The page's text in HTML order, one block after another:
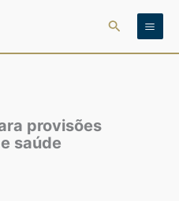
Pesquisar
provisões
saúde